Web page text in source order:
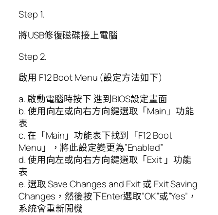
Step 1.
將USB修復磁碟接上電腦
Step 2.
啟用 F12 Boot Menu (設定方法如下)
a. 啟動電腦時按下 進到BIOS設定畫面
b. 使用向左或向右方向鍵選取「Main」功能
表
c. 在「Main」功能表下找到「F12 Boot
Menu」，將此設定變更為”Enabled”
d. 使用向左或向右方向鍵選取「Exit 」功能
表
e. 選取 Save Changes and Exit 或 Exit Saving
Changes，然後按下Enter選取”OK”或”Yes”，
系統會重新開機